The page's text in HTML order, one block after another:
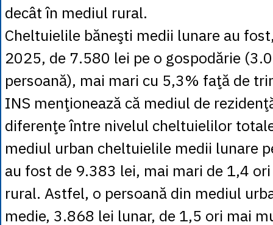
decât în mediul rural.
Cheltuielile băneşti medii lunare au
2025, de 7.580 lei pe o gospodărie
persoană), mai mari cu 5,3% faţă de
INS menţionează că mediul de
diferenţe între nivelul cheltuielilor
mediul urban cheltuielile medii lunare
au fost de 9.383 lei, mai mari de 1,4
rural. Astfel, o persoană din mediul
medie, 3.868 lei lunar, de 1,5 ori mai